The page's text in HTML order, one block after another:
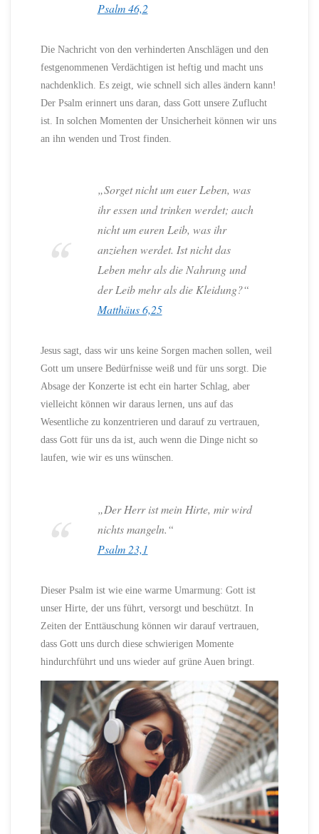
Psalm 46,2
Die Nachricht von den verhinderten Anschlägen und den
festgenommenen Verdächtigen ist heftig und macht uns
nachdenklich. Es zeigt, wie schnell sich alles ändern kann!
Der Psalm erinnert uns daran, dass Gott unsere Zuflucht
ist. In solchen Momenten der Unsicherheit können wir uns
an ihn wenden und Trost finden.
„Sorget nicht um euer Leben, was
ihr essen und trinken werdet; auch
nicht um euren Leib, was ihr
anziehen werdet. Ist nicht das
Leben mehr als die Nahrung und
der Leib mehr als die Kleidung?“
Matthäus 6,25
Jesus sagt, dass wir uns keine Sorgen machen sollen, weil
Gott um unsere Bedürfnisse weiß und für uns sorgt. Die
Absage der Konzerte ist echt ein harter Schlag, aber
vielleicht können wir daraus lernen, uns auf das
Wesentliche zu konzentrieren und darauf zu vertrauen,
dass Gott für uns da ist, auch wenn die Dinge nicht so
laufen, wie wir es uns wünschen.
„Der Herr ist mein Hirte, mir wird
nichts mangeln.“
Psalm 23,1
Dieser Psalm ist wie eine warme Umarmung: Gott ist
unser Hirte, der uns führt, versorgt und beschützt. In
Zeiten der Enttäuschung können wir darauf vertrauen,
dass Gott uns durch diese schwierigen Momente
hindurchführt und uns wieder auf grüne Auen bringt.